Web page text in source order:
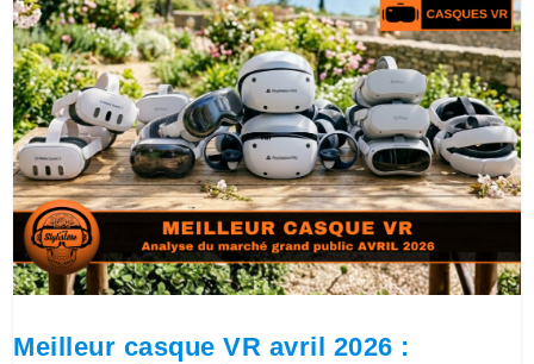
Meilleur casque VR avril 2026 :